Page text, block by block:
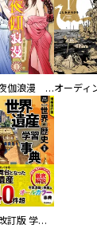
大正夜伽浪漫 －金曜日の花嫁—オーディ
増補改訂版 学研まんが NEW世界の歴史 別巻 世界遺産学習事典